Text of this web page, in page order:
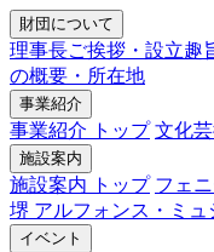
財団について
理事長ご挨拶・設立趣
の概要・所在地
事業紹介
事業紹介 トップ 文化
施設案内
施設案内 トップ フェ
堺 アルフォンス・ミュ
イベント